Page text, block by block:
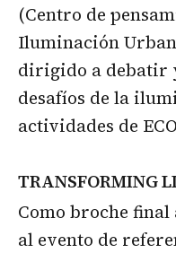
(Centro de
Iluminación
dirigido a debatir
desafíos de la
actividades de
TRANSFORMING
Como broche final
al evento de